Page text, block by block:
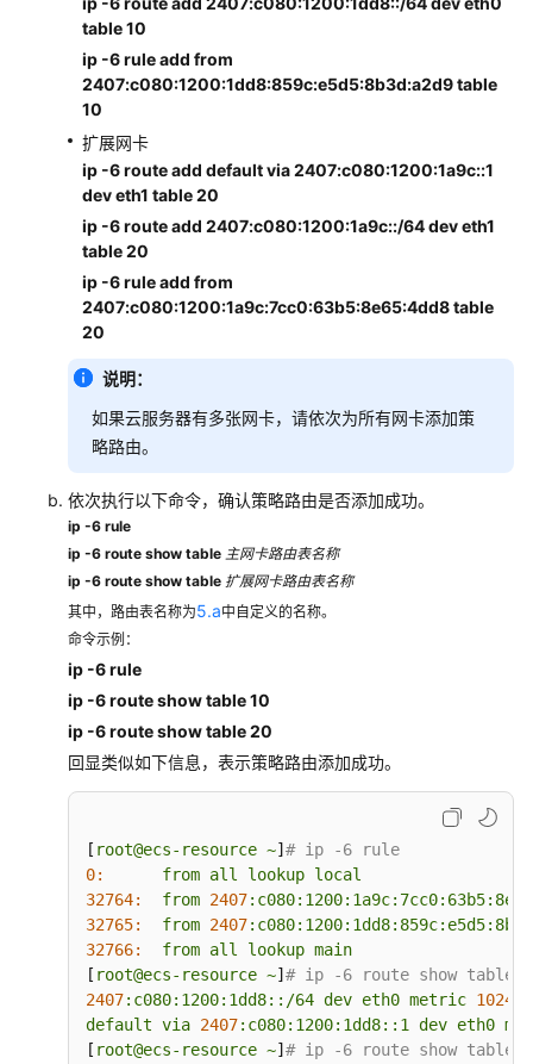
table 10
ip -6 rule add from
2407:c080:1200:1dd8:859c:e5d5:8b3d:a2d9 table
10
扩展网卡
ip -6 route add default via 2407:c080:1200:1a9c::1
dev eth1 table 20
ip -6 route add 2407:c080:1200:1a9c::/64 dev eth1
table 20
ip -6 rule add from
2407:c080:1200:1a9c:7cc0:63b5:8e65:4dd8 table
20
说明：
如果云服务器有多张网卡，请依次为所有网卡添加策
略路由。
依次执行以下命令，确认策略路由是否添加成功。
ip -6 rule
ip -6 route show table 主网卡路由表名称
ip -6 route show table 扩展网卡路由表名称
其中，路由表名称为5.a中自定义的名称。
命令示例：
ip -6 rule
ip -6 route show table 10
ip -6 route show table 20
回显类似如下信息，表示策略路由添加成功。
[ root@ecs-resource ~] # ip -6 rule
0:
from all lookup local
32764:
from 2407
32765:
from 2407
32766:
from all lookup main
[ root@ecs-resource ~] # ip -6 route show table
2407:c080:1200:1dd8::/64 dev eth0 metric 1024
default via 2407:c080:1200:1dd8::1 dev eth0
[ root@ecs-resource ~] # ip -6 route show table